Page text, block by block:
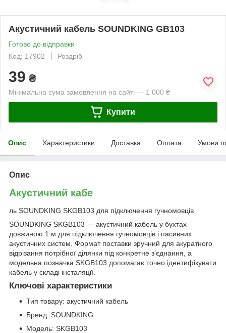
Акустичний кабель SOUNDKING GB103
Готово до відправки
Код: 17902
Роздріб
39 ₴
Мінімальна сума замовлення на сайті — 1 000 ₴
Купити
Опис Характеристики Доставка Оплата Умови
Опис
Акустичний кабе
ль SOUNDKING SKGB103 для підключення гучномовців
SOUNDKING SKGB103 — акустичний кабель у бухтах
довжиною 1 м для підключення гучномовців і пасивних
акустичних систем. Формат поставки зручний для акуратного
відрізання потрібної ділянки під конкретне з’єднання, а
модельна позначка SKGB103 допомагає точно ідентифікувати
кабель у складі інсталяції.
Ключові характеристики
Тип товару: акустичний кабель
Бренд: SOUNDKING
Модель: SKGB103